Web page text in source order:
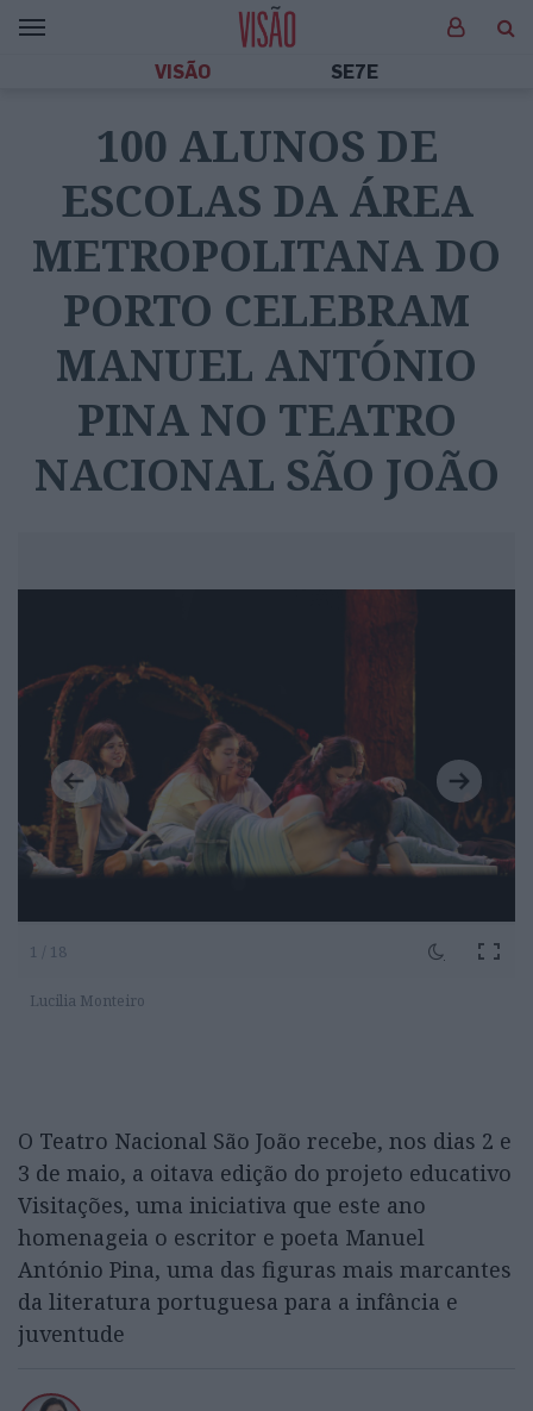
VISÃO SE7E
100 ALUNOS DE
ESCOLAS DA ÁREA
METROPOLITANA DO
PORTO CELEBRAM
MANUEL ANTÓNIO
PINA NO TEATRO
NACIONAL SÃO JOÃO
1 / 18
Lucilia Monteiro
O Teatro Nacional São João recebe, nos dias 2 e
3 de maio, a oitava edição do projeto educativo
Visitações, uma iniciativa que este ano
homenageia o escritor e poeta Manuel
António Pina, uma das figuras mais marcantes
da literatura portuguesa para a infância e
juventude